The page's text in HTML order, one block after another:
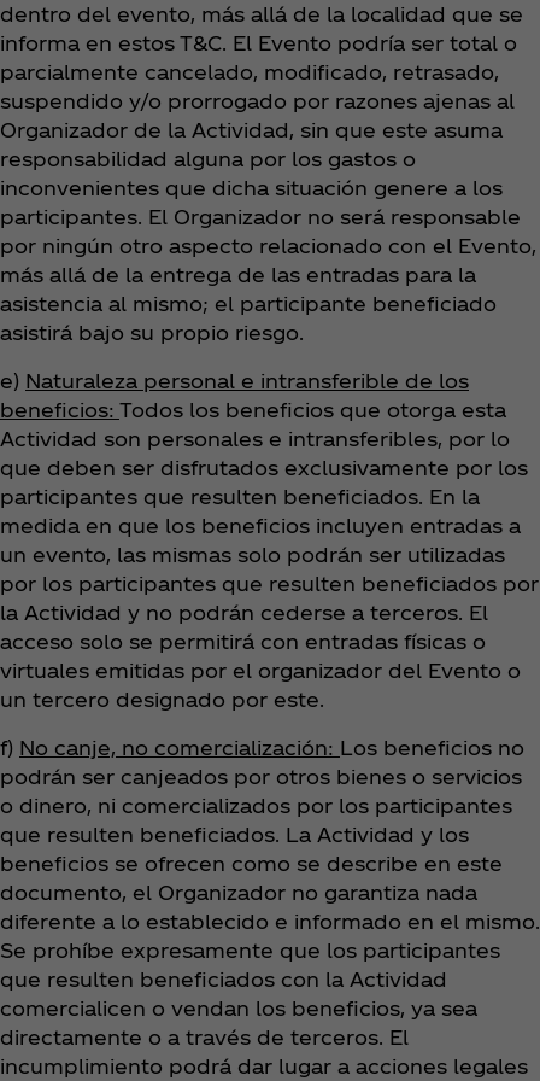
dentro del evento, más allá de la localidad que se
informa en estos T&C. El Evento podría ser total o
parcialmente cancelado, modificado, retrasado,
suspendido y/o prorrogado por razones ajenas al
Organizador de la Actividad, sin que este asuma
responsabilidad alguna por los gastos o
inconvenientes que dicha situación genere a los
participantes. El Organizador no será responsable
por ningún otro aspecto relacionado con el Evento,
más allá de la entrega de las entradas para la
asistencia al mismo; el participante beneficiado
asistirá bajo su propio riesgo.
e) Naturaleza personal e intransferible de los
beneficios: Todos los beneficios que otorga esta
Actividad son personales e intransferibles, por lo
que deben ser disfrutados exclusivamente por los
participantes que resulten beneficiados. En la
medida en que los beneficios incluyen entradas a
un evento, las mismas solo podrán ser utilizadas
por los participantes que resulten beneficiados por
la Actividad y no podrán cederse a terceros. El
acceso solo se permitirá con entradas físicas o
virtuales emitidas por el organizador del Evento o
un tercero designado por este.
f) No canje, no comercialización: Los beneficios no
podrán ser canjeados por otros bienes o servicios
o dinero, ni comercializados por los participantes
que resulten beneficiados. La Actividad y los
beneficios se ofrecen como se describe en este
documento, el Organizador no garantiza nada
diferente a lo establecido e informado en el mismo.
Se prohíbe expresamente que los participantes
que resulten beneficiados con la Actividad
comercialicen o vendan los beneficios, ya sea
directamente o a través de terceros. El
incumplimiento podrá dar lugar a acciones legales